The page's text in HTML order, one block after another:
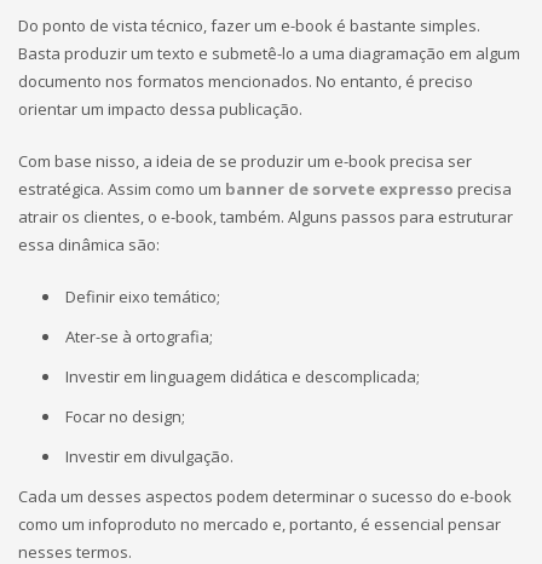
Do ponto de vista técnico, fazer um e-book é bastante simples.
Basta produzir um texto e submetê-lo a uma diagramação em algum
documento nos formatos mencionados. No entanto, é preciso
orientar um impacto dessa publicação.
Com base nisso, a ideia de se produzir um e-book precisa ser
estratégica. Assim como um banner de sorvete expresso precisa
atrair os clientes, o e-book, também. Alguns passos para estruturar
essa dinâmica são:
Definir eixo temático;
Ater-se à ortografia;
Investir em linguagem didática e descomplicada;
Focar no design;
Investir em divulgação.
Cada um desses aspectos podem determinar o sucesso do e-book
como um infoproduto no mercado e, portanto, é essencial pensar
nesses termos.